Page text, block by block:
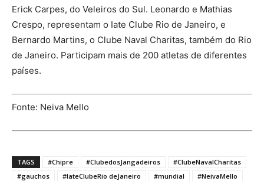
Erick Carpes, do Veleiros do Sul. Leonardo e Mathias
Crespo, representam o Iate Clube Rio de Janeiro, e
Bernardo Martins, o Clube Naval Charitas, também do Rio
de Janeiro. Participam mais de 200 atletas de diferentes
países.
Fonte: Neiva Mello
TAGS #Chipre #ClubedosJangadeiros
#ClubeNavalCharitas
#gauchos
#IateClubeRio deJaneiro #mundial
#NeivaMello